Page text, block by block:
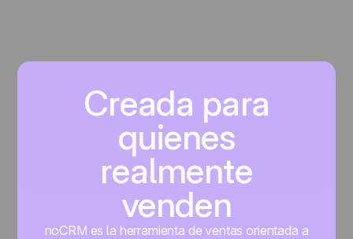
Creada para
quienes
realmente
venden
noCRM es la herramienta de ventas orientada a